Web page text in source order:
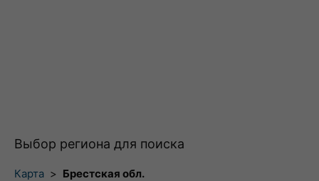
Выбор региона для поиска
Карта > Брестская обл.